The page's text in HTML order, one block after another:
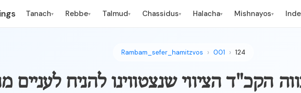
Tanach▾ Rebbe▾ Talmud▾ Chassidus▾ Halacha▾ Mishnayos▾
Rambam_sefer_hamitzvos 001 124
הקכ"ד הציווי שנצטווינו להניח לעניים